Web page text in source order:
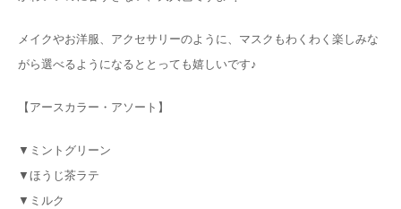
メイクやお洋服、アクセサリーのように、マスクもわくわく楽しみな
がら選べるようになるととっても嬉しいです♪
【アースカラー・アソート】
▼ミントグリーン
▼ほうじ茶ラテ
▼ミルク